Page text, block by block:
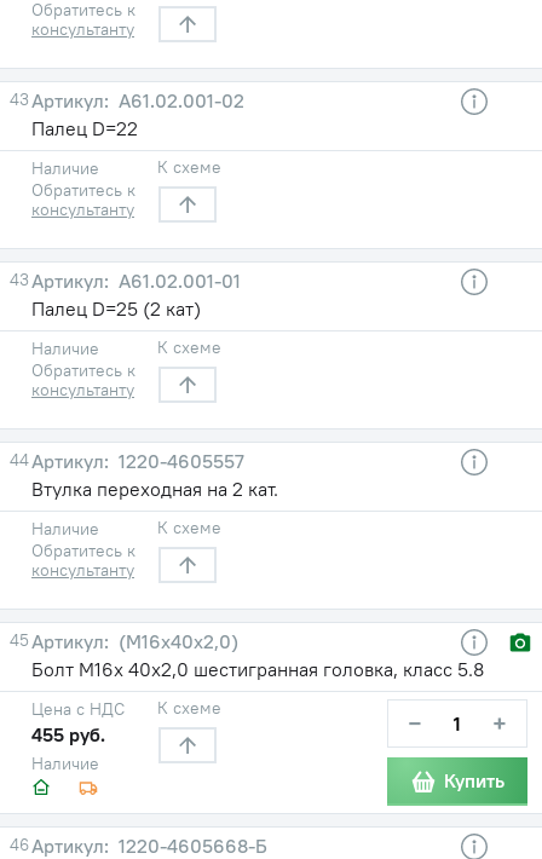
Обратитесь к
консультанту
43
А61.02.001-02
Палец D=22
Наличие
Обратитесь к
консультанту
К схеме
43
А61.02.001-01
Палец D=25 (2 кат)
Наличие
Обратитесь к
консультанту
К схеме
44
1220-4605557
Втулка переходная на 2 кат.
Наличие
Обратитесь к
консультанту
К схеме
45
(М16х40х2,0)
Болт М16х 40х2,0 шестигранная головка, класс 5.8
Наличие
Цена с НДС
455 руб.
К схеме − +
Купить
46
1220-4605668-Б